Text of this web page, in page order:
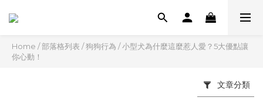
Home /部落格列表 /狗狗行為 /小型犬為什麼這麼惹人愛？5大優點讓
你心動！
文章分類